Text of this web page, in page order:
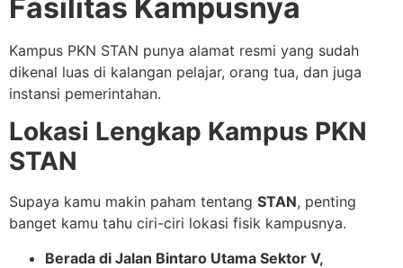
Fasilitas Kampusnya
Kampus PKN STAN punya alamat resmi yang sudah
dikenal luas di kalangan pelajar, orang tua, dan juga
instansi pemerintahan.
Lokasi Lengkap Kampus PKN
STAN
Supaya kamu makin paham tentang STAN, penting
banget kamu tahu ciri-ciri lokasi fisik kampusnya.
Berada di Jalan Bintaro Utama Sektor V,